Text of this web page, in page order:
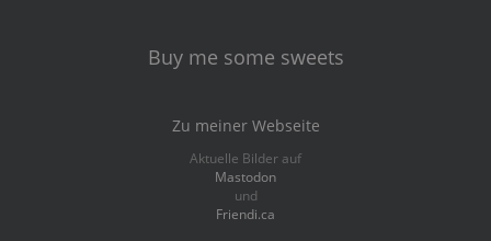
Buy me some sweets
Zu meiner Webseite
Aktuelle Bilder auf
Mastodon
und
Friendi.ca